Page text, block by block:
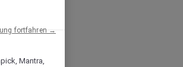
Mantra,
fortfahren →